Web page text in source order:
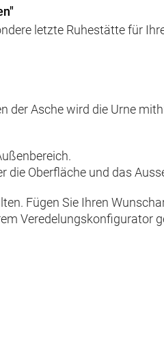
letzte Ruhestätte für
der Asche wird die Urne
die Oberfläche und das
Fügen Sie Ihren
Veredelungskonfigurator